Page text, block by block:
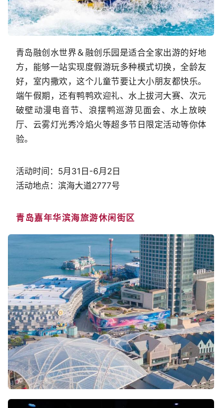
青岛融创水世界＆融创乐园是适合全家出游的好地
方，能够一站实现度假游玩多种模式切换，全龄友
好，室内撒欢，这个儿童节要让大小朋友都快乐。
端午假期，还有鸭鸭欢迎礼、水上拔河大赛、次元
破壁动漫电音节、浪摆鸭巡游见面会、水上放映
厅、云雾灯光秀冷焰火等超多节日限定活动等你体
验。
活动时间：5月31日-6月2日
活动地点：滨海大道2777号
青岛嘉年华滨海旅游休闲街区